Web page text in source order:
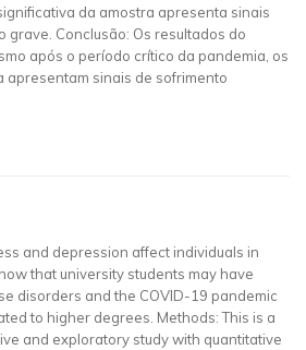
da amostra apresenta sinais
grave. Conclusão: Os resultados do
após o período crítico da pandemia, os
apresentam sinais de sofrimento
and depression affect individuals in
that university students may have
disorders and the COVID-19 pandemic
to higher degrees. Methods: This is a
and exploratory study with quantitative